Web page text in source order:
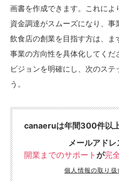
画書を作成できます。これに
資金調達がスムーズになり、事
飲食店の創業を目指す方は、ま
事業の方向性を具体化してく
ビジョンを明確にし、次のステ
う。
canaeruは年間300件以
メールアド
開業までのサポート が完
個人情報の取り扱